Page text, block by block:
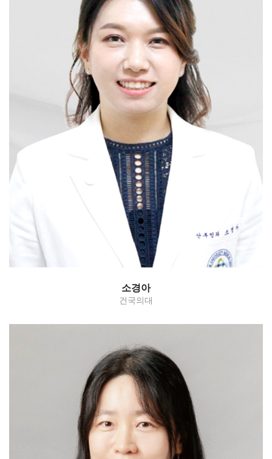
Adnexectomy / Myomectomy / hysterectomy-
benign / hysterectomy-malignant
소경아
건국의대